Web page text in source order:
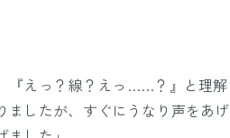
『えっ？線？えっ……？』と理解
したが、すぐにうなり声をあげ